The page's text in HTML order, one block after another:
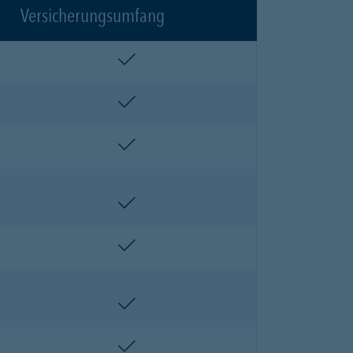
Versicherungsumfang
enthalten
enthalten
enthalten
enthalten
enthalten
enthalten
enthalten